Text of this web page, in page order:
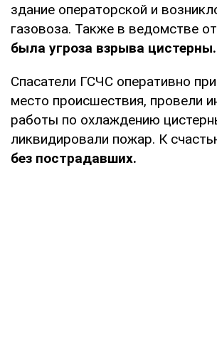
здание операторской и
газовоза. Также в ведомстве
была угроза взрыва цистерны.
Спасатели ГСЧС оперативно
место происшествия, провели
работы по охлаждению
ликвидировали пожар. К
без пострадавших.